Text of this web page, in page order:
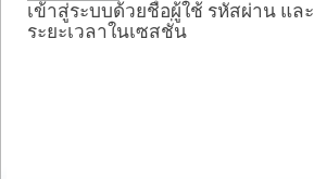
เข้าสู่ระบบด้วยชื่อผู้ใช้ รหัสผ่าน และ
ระยะเวลาในเซสชั่น